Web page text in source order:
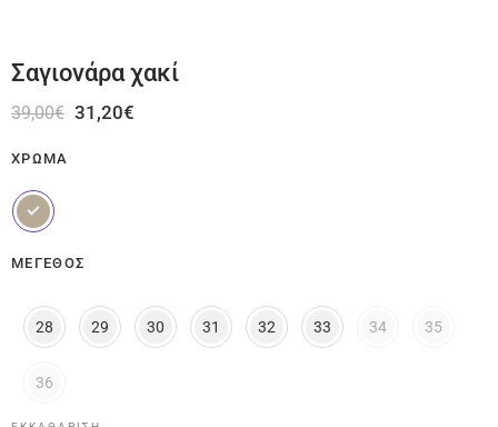
Σαγιονάρα χακί
39,00€ 31,20€
ΧΡΏΜΑ
ΜΈΓΕΘΟΣ
28 29 30 31 32 33 34 35
36